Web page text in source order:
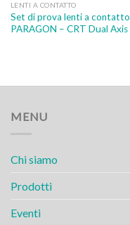
LENTI A CONTATTO
Set di prova lenti a contatto
PARAGON – CRT Dual Axis
MENU
Chi siamo
Prodotti
Eventi